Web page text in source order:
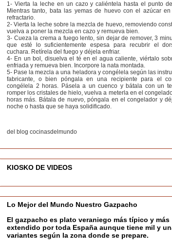
1- Vierta la leche en un cazo y caliéntela hasta el punto
Mientras tanto, bata las yemas de huevo con el azúcar
refractario.
2- Vierta la leche sobre la mezcla de huevo, removiendo
vuelva a poner la mezcla en cazo y remueva bien.
3- Cueza la crema a fuego lento, sin dejar de remover, 3
que esté lo suficientemente espesa para recubrir el
cuchara. Retírela del fuego y déjela enfriar.
4- En un bol, disuelva el té en el agua caliente, viértalo
enfriada y remueva bien. Incorpore la nata montada.
5- Pase la mezcla a una heladora y congélela según las
fabricante, o bien póngala en una recipiente para el
congélela 2 horas. Pásela a un cuenco y bátala con un
romper los cristales de hielo, vuelva a meterla en el
horas más. Bátala de nuevo, póngala en el congelador y
noche o hasta que se haya solidificado.
del blog cocinasdelmundo
KIOSKO DE VIDEOS
Lo Mejor del Mundo Nuestro Gazpacho
El gazpacho es plato veraniego más típico y más
extendido por toda España aunque tiene mil y
variantes según la zona donde se prepare.